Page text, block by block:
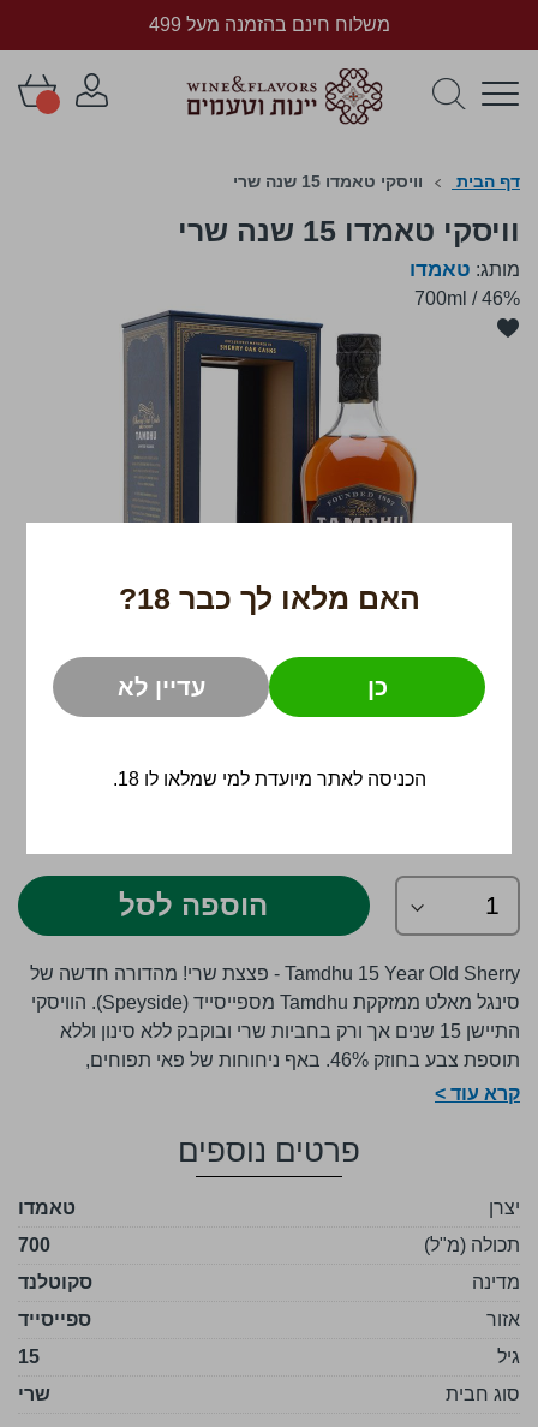
האם מלאו לך כבר 18?
כן עדיין לא
הכניסה לאתר מיועדת למי שמלאו לו 18.
משלוח חינם בהזמנה מעל 499
דף הבית וויסקי טאמדו 15 שנה שרי
וויסקי טאמדו 15 שנה שרי
מותג: טאמדו
700ml /46%
לדלג
לסוף
גלריית
תמונות
הוספה לסל
Tamdhu 15 Year Old Sherry - פצצת שרי! מהדורה חדשה של
סינגל מאלט ממזקקת Tamdhu מספייסייד (Speyside). הוויסקי
התיישן 15 שנים אך ורק בחביות שרי ובוקבק ללא סינון וללא
תוספת צבע בחוזק 46%. באף ניחוחות של פאי תפוחים,
צימוקים, דומדמניות וגרידת תפוז. בחיך מלא במישמשים
הכל לארץ הגיעו כמה מתוך 24,000 בקבוקים מהוויסקי במהדורה
מוגבלת הזאת ברחבי העולם.
מזקקת Tamdhu מקדמת באופן נרחב את ההתמקדות היוצאת
דופן שלה בחביות שרי, מגובה בקמפיין שיווק ״מספרד
לספייסייד״ (From Spain to Speyside) שמסביר כיצד ומאיזה
קרא עוד >
פרטים נוספים
יצרן
טאמדו
תכולה (מ"ל)
700
מדינה
סקוטלנד
אזור
ספייסייד
גיל
15
סוג חבית
שרי